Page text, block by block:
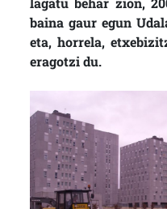
baina gaur egun
eta, horrela,
eragotzi du.